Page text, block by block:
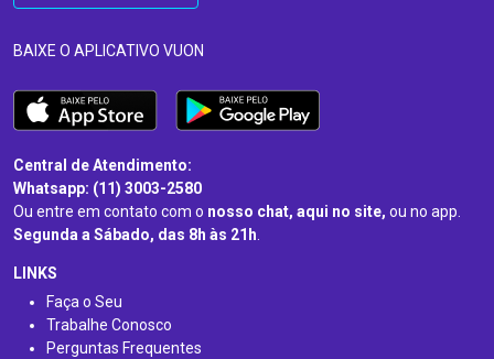
BAIXE O APLICATIVO VUON
Central de Atendimento:
Whatsapp: (11) 3003-2580
Ou entre em contato com o nosso chat, aqui no site, ou no app.
Segunda a Sábado, das 8h às 21h.
LINKS
Faça o Seu
Trabalhe Conosco
Perguntas Frequentes